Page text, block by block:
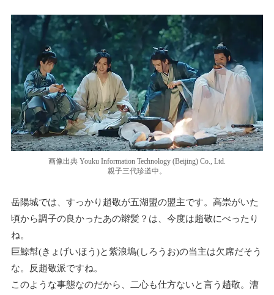
画像出典 Youku Information Technology (Beijing) Co., Ltd.
親子三代珍道中。
岳陽城では、すっかり趙敬が五湖盟の盟主です。高崇がいた
頃から調子の良かったあの辮髪？は、今度は趙敬にべったり
ね。
巨鯨幇(きょげいほう)と紫浪塢(しろうお)の当主は欠席だそう
な。反趙敬派ですね。
このような事態なのだから、二心も仕方ないと言う趙敬。漕